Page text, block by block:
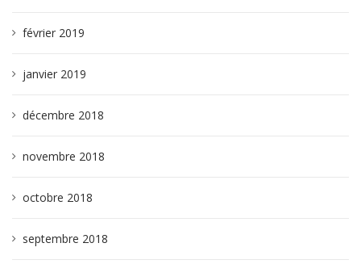
février 2019
janvier 2019
décembre 2018
novembre 2018
octobre 2018
septembre 2018